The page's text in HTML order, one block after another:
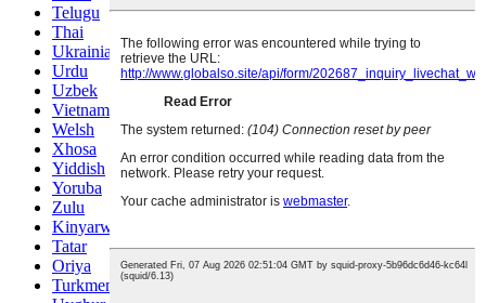
Telugu
Thai
Ukrainian
Urdu
Uzbek
Vietnamese
Welsh
Xhosa
Yiddish
Yoruba
Zulu
Kinyarwanda
Tatar
Oriya
Turkmen